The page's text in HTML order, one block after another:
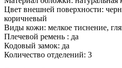
Цвет внешней поверхности:
коричневый
Виды кожи: мелкое тиснение,
Плечевой ремень : да
Кодовый замок: да
Количество отделений: 3